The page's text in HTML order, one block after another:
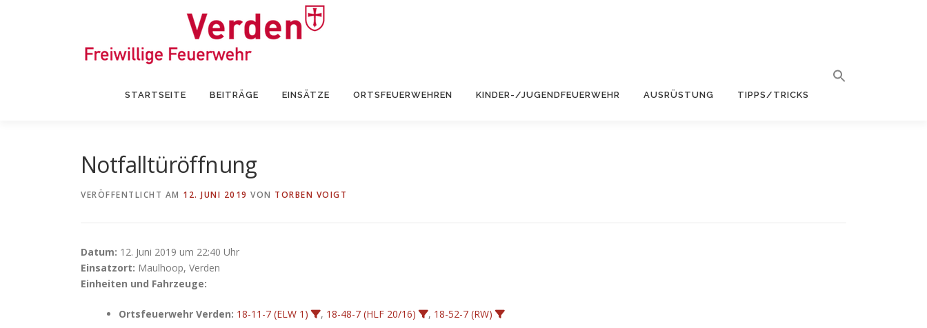
STARTSEITE BEITRÄGE EINSÄTZE ORTSFEUERWEHREN KINDER-/JUGENDFEUERWEHR AUSRÜSTUNG TIPPS/TRICKS
Notfalltüröffnung
VERÖFFENTLICHT AM 12. JUNI 2019 VON TORBEN VOIGT
Datum: 12. Juni 2019 um 22:40 Uhr
Einsatzort: Maulhoop, Verden
Einheiten und Fahrzeuge:
Ortsfeuerwehr Verden: 18-11-7 (ELW 1) , 18-48-7 (HLF 20/16) , 18-52-7 (RW)